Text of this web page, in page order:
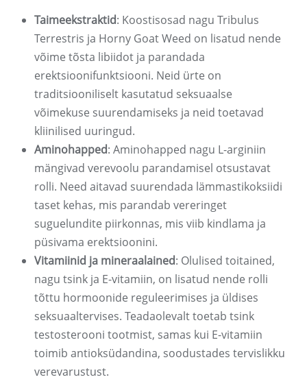
Taimeekstraktid: Koostisosad nagu Tribulus
Terrestris ja Horny Goat Weed on lisatud nende
võime tõsta libiidot ja parandada
erektsioonifunktsiooni. Neid ürte on
traditsiooniliselt kasutatud seksuaalse
võimekuse suurendamiseks ja neid toetavad
kliinilised uuringud.
Aminohapped: Aminohapped nagu L-arginiin
mängivad verevoolu parandamisel otsustavat
rolli. Need aitavad suurendada lämmastikoksiidi
taset kehas, mis parandab vereringet
suguelundite piirkonnas, mis viib kindlama ja
püsivama erektsioonini.
Vitamiinid ja mineraalained: Olulised toitained,
nagu tsink ja E-vitamiin, on lisatud nende rolli
tõttu hormoonide reguleerimises ja üldises
seksuaaltervises. Teadaolevalt toetab tsink
testosterooni tootmist, samas kui E-vitamiin
toimib antioksüdandina, soodustades tervislikku
verevarustust.